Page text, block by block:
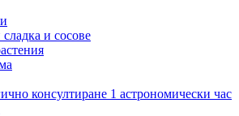
и сосове
консултиране 1 астрономически час